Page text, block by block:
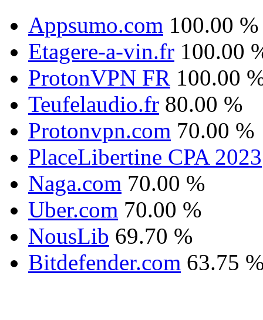
Appsumo.com 100.00 %
Etagere-a-vin.fr 100.00
ProtonVPN FR 100.00
Teufelaudio.fr 80.00 %
Protonvpn.com 70.00 %
PlaceLibertine CPA 2023
Naga.com 70.00 %
Uber.com 70.00 %
NousLib 69.70 %
Bitdefender.com 63.75